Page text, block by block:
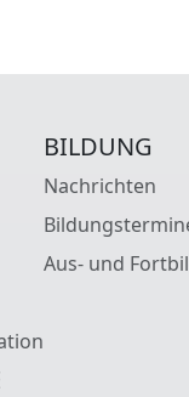
BILDUNG
Nachrichten
Aus- und